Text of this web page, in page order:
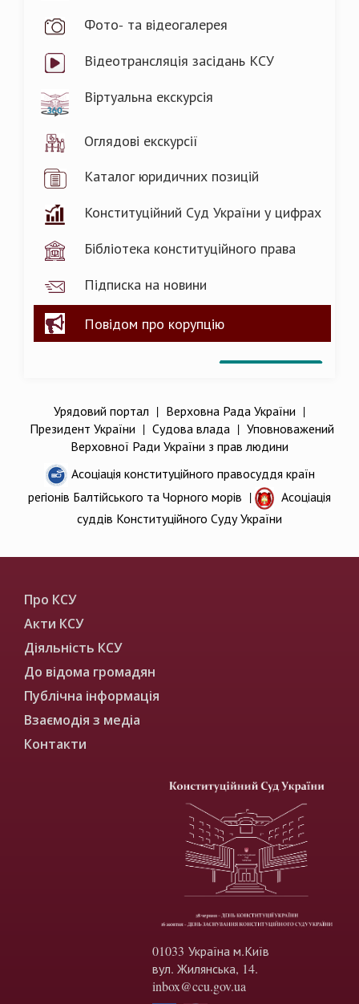
Фото- та відеогалерея
Відеотрансляція засідань КСУ
Віртуальна екскурсія
Оглядові екскурсії
Каталог юридичних позицій
Конституційний Суд України у цифрах
Бібліотека конституційного права
Підписка на новини
Повідом про корупцію
Урядовий портал | Верховна Рада України |
Президент України | Судова влада| Уповноважений
Верховної Ради України з прав людини
Асоціація конституційного правосуддя країн
регіонів Балтійського та Чорного морів |
Асоціація
суддів Конституційного Суду України
Про КСУ
Акти КСУ
Діяльність КСУ
До відома громадян
Публічна інформація
Взаємодія з медіа
Контакти
01033 Україна м.Київ
вул. Жилянська, 14.
inbox@ccu.gov.ua